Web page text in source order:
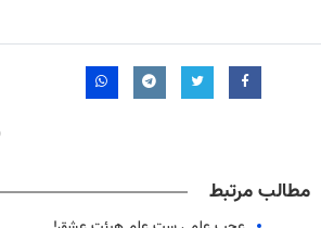
مطالب مرتبط